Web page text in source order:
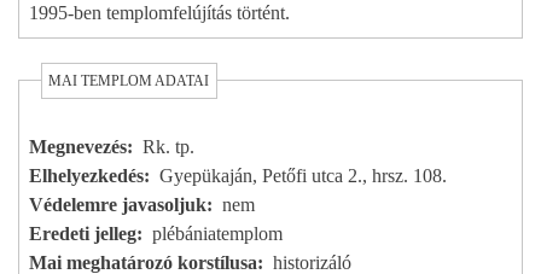
1995-ben templomfelújítás történt.
MAI TEMPLOM ADATAI
Megnevezés
Rk. tp.
Elhelyezkedés
Gyepükaján, Petőfi utca 2., hrsz. 108.
Védelemre javasoljuk
nem
Eredeti jelleg
plébániatemplom
Mai meghatározó korstílusa
historizáló